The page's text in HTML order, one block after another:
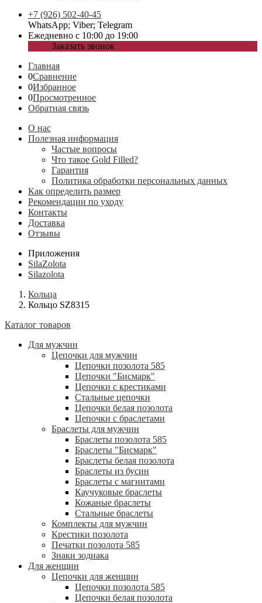
+7 (926) 502-40-45
WhatsApp; Viber; Telegram
Ежедневно с 10:00 до 19:00
Заказать звонок
Главная
0Сравнение
0Избранное
0Просмотренное
Обратная связь
О нас
Полезная информация
Частые вопросы
Что такое Gold Filled?
Гарантия
Политика обработки персональных данных
Как определить размер
Рекомендации по уходу
Контакты
Доставка
Отзывы
Приложения
SilaZolota
Silazolota
Кольца
Кольцо SZ8315
Каталог товаров
Для мужчин
Цепочки для мужчин
Цепочки позолота 585
Цепочки "Бисмарк"
Цепочки с крестиками
Стальные цепочки
Цепочки белая позолота
Цепочки с браслетами
Браслеты для мужчин
Браслеты позолота 585
Браслеты "Бисмарк"
Браслеты белая позолота
Браслеты из бусин
Браслеты с магнитами
Каучуковые браслеты
Кожаные браслеты
Стальные браслеты
Комплекты для мужчин
Крестики позолота
Печатки позолота 585
Знаки зодиака
Для женщин
Цепочки для женщин
Цепочки позолота 585
Цепочки белая позолота